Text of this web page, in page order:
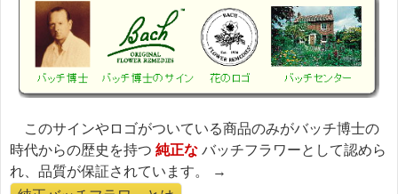
このサインやロゴがついている商品のみがバッチ博士の
時代からの歴史を持つ 純正な バッチフラワーとして認めら
れ、品質が保証されています。 →